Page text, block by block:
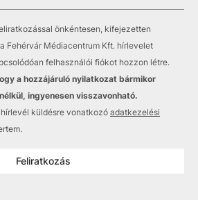
önkéntesen, kifejezetten
Fehérvár Médiacentrum Kft. hírlevelet
felhasználói fiókot hozzon létre.
a hozzájáruló nyilatkozat bármikor
ingyenesen visszavonható.
küldésre vonatkozó adatkezelési
Feliratkozás